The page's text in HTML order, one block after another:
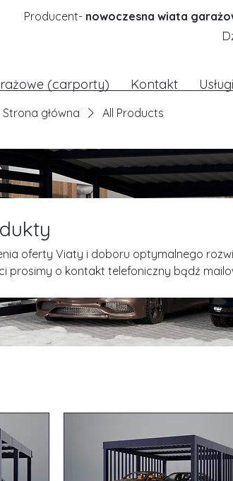
Producent- nowoczesna wiata
(carporty) Kontakt Usługi
Strona główna All Products
oferty Viaty i doboru optymalnego
prosimy o kontakt telefoniczny bądź